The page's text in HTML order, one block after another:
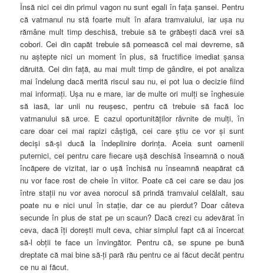
Însă nici cei din primul vagon nu sunt egali în faţa şansei. Pentru
că vatmanul nu stă foarte mult în afara tramvaiului, iar uşa nu
rămâne mult timp deschisă, trebuie să te grăbeşti dacă vrei să
cobori. Cei din capăt trebuie să pornească cel mai devreme, să
nu aştepte nici un moment în plus, să fructifice imediat şansa
dăruită. Cei din faţă, au mai mult timp de gândire, ei pot analiza
mai îndelung dacă merită riscul sau nu, ei pot lua o decizie fiind
mai informaţi. Uşa nu e mare, iar de multe ori mulţi se înghesuie
să iasă, iar unii nu reuşesc, pentru că trebuie să facă loc
vatmanului să urce. E cazul oportunităţilor râvnite de mulţi, în
care doar cei mai rapizi câştigă, cei care ştiu ce vor şi sunt
decişi să-şi ducă la îndeplinire dorinţa. Aceia sunt oamenii
puternici, cei pentru care fiecare uşă deschisă înseamnă o nouă
încăpere de vizitat, iar o uşă închisă nu înseamnă neapărat că
nu vor face rost de cheie în viitor. Poate că cei care se dau jos
între staţii nu vor avea norocul să prindă tramvaiul celălalt, sau
poate nu e nici unul în staţie, dar ce au pierdut? Doar câteva
secunde în plus de stat pe un scaun? Dacă crezi cu adevărat în
ceva, dacă îţi doreşti mult ceva, chiar simplul fapt că ai încercat
să-l obţii te face un învingător. Pentru că, se spune pe bună
dreptate că mai bine să-ţi pară rău pentru ce ai făcut decât pentru
ce nu ai făcut.